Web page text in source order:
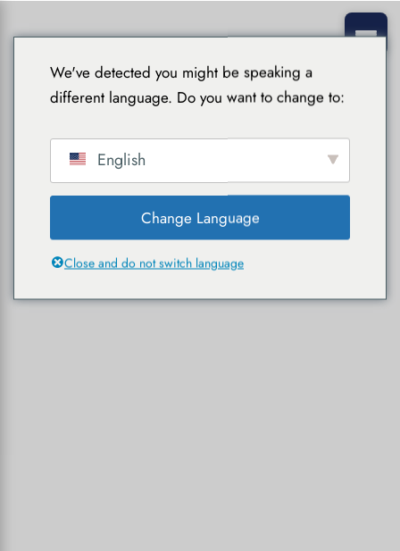
We've detected you might be speaking a
different language. Do you want to change to:
English
Change Language
Close and do not switch language